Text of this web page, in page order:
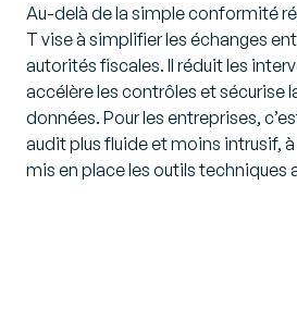
Au-delà de la simple conformité
T vise à simplifier les échanges
autorités fiscales. Il réduit les
accélère les contrôles et sécurise
données. Pour les entreprises,
audit plus fluide et moins intrusif,
mis en place les outils techniques